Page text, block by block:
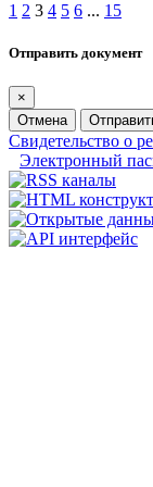
1 2 3 4 5 6 ... 15
Отправить документ
×
Отмена
Свидетельство о
Электронный